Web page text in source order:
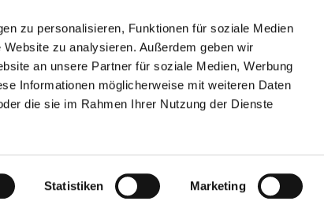
zu personalisieren, Funktionen für soziale Medien
zu analysieren. Außerdem geben wir
an unsere Partner für soziale Medien, Werbung
Informationen möglicherweise mit weiteren Daten
die sie im Rahmen Ihrer Nutzung der Dienste
Statistiken Marketing
Spenden